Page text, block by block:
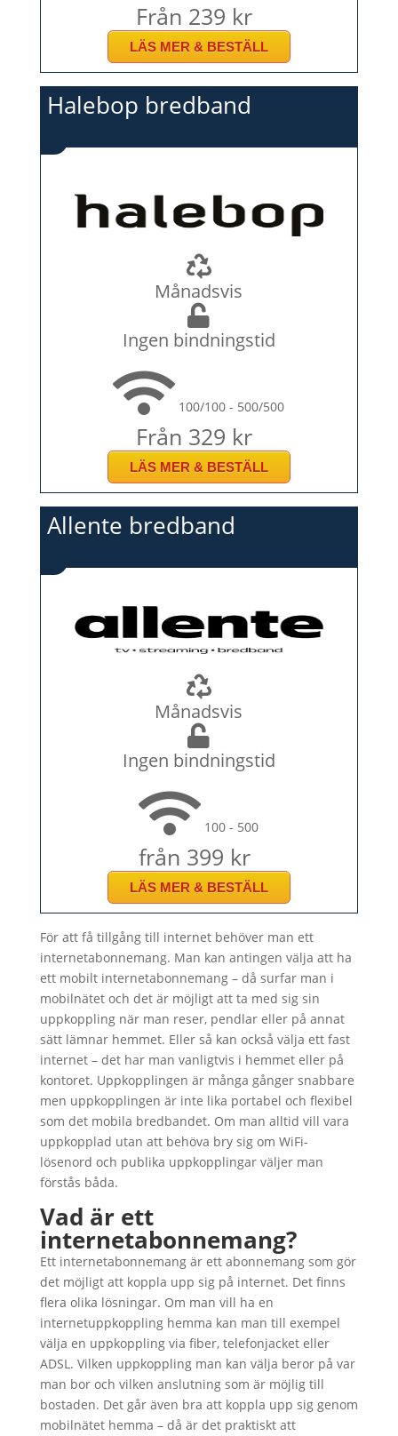
Från 239 kr
LÄS MER & BESTÄLL
Halebop bredband
Månadsvis
Ingen bindningstid
100/100 - 500/500
Från 329 kr
LÄS MER & BESTÄLL
Allente bredband
Månadsvis
Ingen bindningstid
100 - 500
från 399 kr
LÄS MER & BESTÄLL
För att få tillgång till internet behöver man ett
internetabonnemang. Man kan antingen välja att ha
ett mobilt internetabonnemang – då surfar man i
mobilnätet och det är möjligt att ta med sig sin
uppkoppling när man reser, pendlar eller på annat
sätt lämnar hemmet. Eller så kan också välja ett fast
internet – det har man vanligtvis i hemmet eller på
kontoret. Uppkopplingen är många gånger snabbare
men uppkopplingen är inte lika portabel och flexibel
som det mobila bredbandet. Om man alltid vill vara
uppkopplad utan att behöva bry sig om WiFi-
lösenord och publika uppkopplingar väljer man
förstås båda.
Vad är ett
internetabonnemang?
Ett internetabonnemang är ett abonnemang som gör
det möjligt att koppla upp sig på internet. Det finns
flera olika lösningar. Om man vill ha en
internetuppkoppling hemma kan man till exempel
välja en uppkoppling via fiber, telefonjacket eller
ADSL. Vilken uppkoppling man kan välja beror på var
man bor och vilken anslutning som är möjlig till
bostaden. Det går även bra att koppla upp sig genom
mobilnätet hemma – då är det praktiskt att